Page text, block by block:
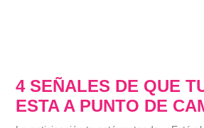
4 SEÑALES DE QUE
ESTA A PUNTO DE